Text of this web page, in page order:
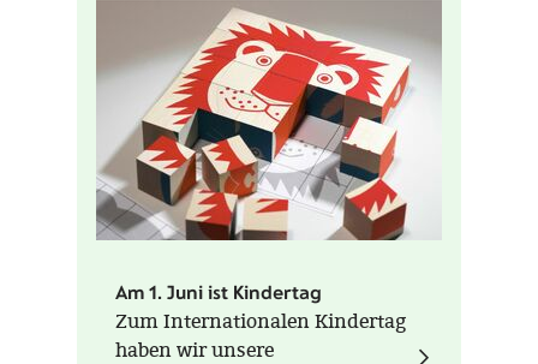
werden kann. Auf der Unterseite
jeder Figur sind die
Einzelstücknummer, die
Auflagenhöhe und das
Herstellungsjahr vermerkt.
Am 1. Juni ist Kindertag
Zum Internationalen Kindertag
haben wir unsere